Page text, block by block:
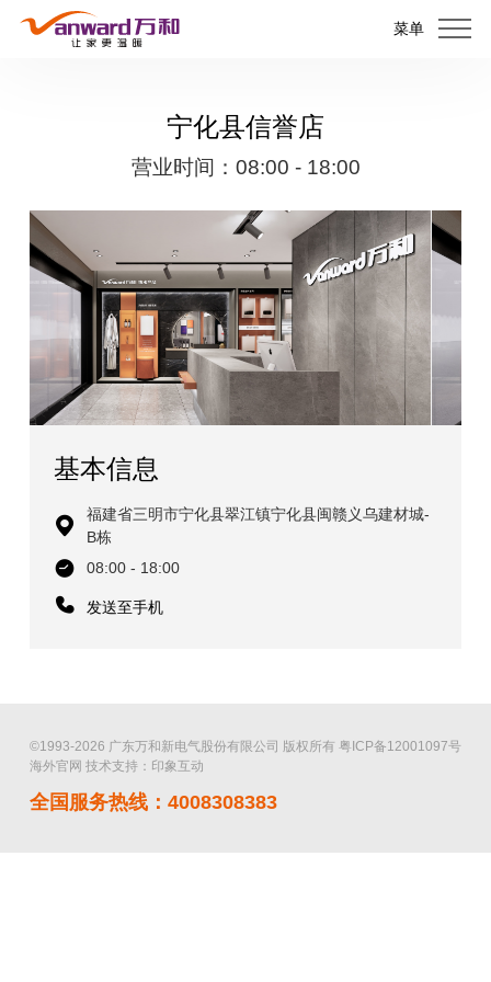
菜单
宁化县信誉店
营业时间：08:00 - 18:00
基本信息
福建省三明市宁化县翠江镇宁化县闽赣义乌建材城-
B栋
08:00 - 18:00
发送至手机
©1993-2026 广东万和新电气股份有限公司 版权所有 粤ICP备12001097号
海外官网 技术支持：印象互动
全国服务热线：4008308383